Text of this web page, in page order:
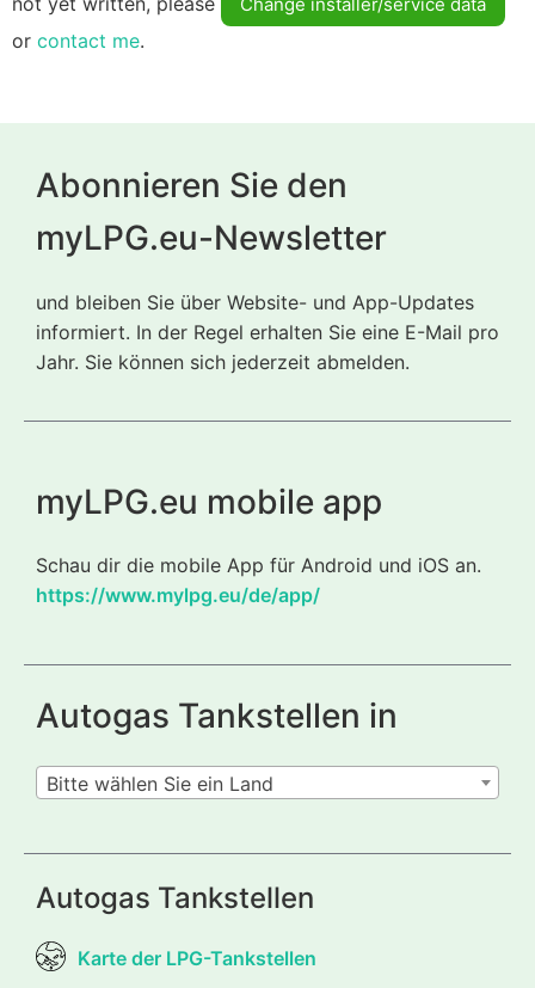
Change installer/service data
or contact me.
Abonnieren Sie den
myLPG.eu-Newsletter
und bleiben Sie über Website- und App-Updates
informiert. In der Regel erhalten Sie eine E-Mail pro
Jahr. Sie können sich jederzeit abmelden.
myLPG.eu mobile app
Schau dir die mobile App für Android und iOS an.
https://www.mylpg.eu/de/app/
Autogas Tankstellen in
Bitte wählen Sie ein Land
Autogas Tankstellen
Karte der LPG-Tankstellen